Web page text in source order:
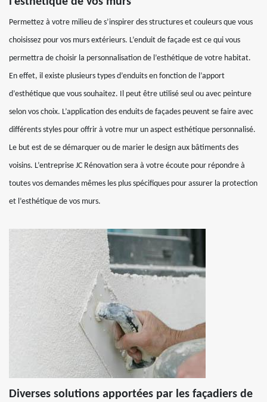
Permettez à votre milieu de s’inspirer des structures et couleurs que vous
choisissez pour vos murs extérieurs. L’enduit de façade est ce qui vous
permettra de choisir la personnalisation de l’esthétique de votre habitat.
En effet, il existe plusieurs types d’enduits en fonction de l’apport
d’esthétique que vous souhaitez. Il peut être utilisé seul ou avec peinture
selon vos choix. L’application des enduits de façades peuvent se faire avec
différents styles pour offrir à votre mur un aspect esthétique personnalisé.
Le but est de se démarquer ou de marier le design aux bâtiments des
voisins. L’entreprise JC Rénovation sera à votre écoute pour répondre à
toutes vos demandes mêmes les plus spécifiques pour assurer la protection
et l’esthétique de vos murs.
Diverses solutions apportées par les façadiers de